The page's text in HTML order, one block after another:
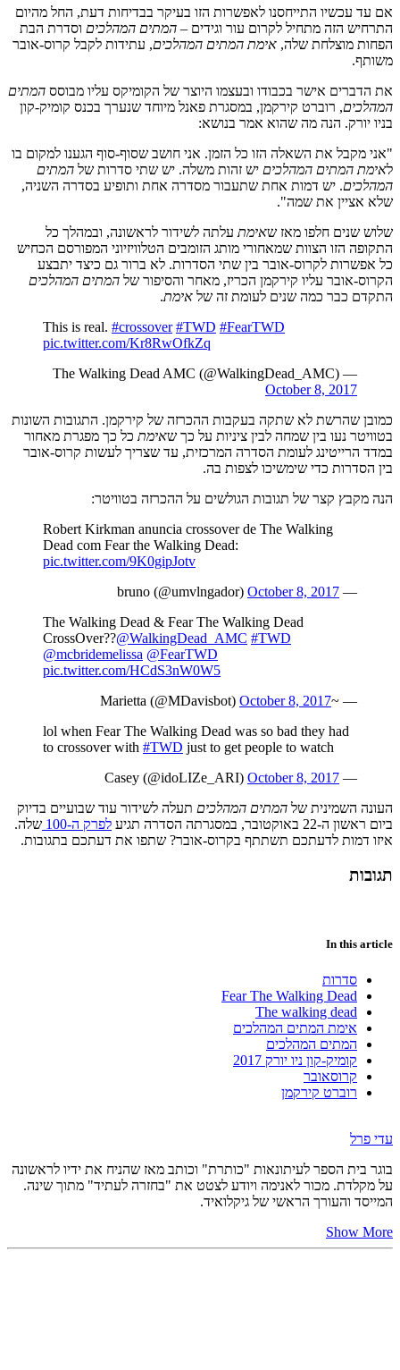
אם עד עכשיו התייחסנו לאפשרות הזו בעיקר בבדיחות דעת, החל מהיום
התרחיש הזה מתחיל לקרום עור וגידים – המתים המהלכים וסדרת הבת
הפחות מוצלחת שלה, אימת המתים המהלכים, עתידות לקבל קרוס-אובר
משותף.
את הדברים אישר בכבודו ובעצמו היוצר של הקומיקס עליו מבוסס המתים
המהלכים, רוברט קירקמן, במסגרת פאנל מיוחד שנערך בכנס קומיק-קון
בניו יורק. הנה מה שהוא אמר בנושא:
"אני מקבל את השאלה הזו כל הזמן. אני חושב שסוף-סוף הגענו למקום בו
לאימת המתים המהלכים יש זהות משלה. יש שתי סדרות של המתים
המהלכים. יש דמות אחת שתעבור מסדרה אחת ותופיע בסדרה השניה,
שלא אציין את שמה".
שלוש שנים חלפו מאז שאימת עלתה לשידור לראשונה, ובמהלך כל
התקופה הזו הצוות שמאחורי מותג הזומבים הטלוויזיוני המפורסם הכחיש
כל אפשרות לקרוס-אובר בין שתי הסדרות. לא ברור גם כיצד יתבצע
הקרוס-אובר עליו קירקמן הכריז, מאחר והסיפור של המתים המהלכים
התקדם כבר כמה שנים לעומת זה של אימת.
This is real. #crossover #TWD #FearTWD
pic.twitter.com/Kr8RwOfkZq
— The Walking Dead AMC (@WalkingDead_AMC)
October 8, 2017
כמובן שהרשת לא שתקה בעקבות ההכרזה של קירקמן. התגובות השונות
בטוויטר נעו בין שמחה לבין ציניות על כך שאימת כל כך מפגרת מאחור
במדד הרייטינג לעומת הסדרה המרכזית, עד שצריך לעשות קרוס-אובר
בין הסדרות כדי שימשיכו לצפות בה.
הנה מקבץ קצר של תגובות הגולשים על ההכרזה בטוויטר:
Robert Kirkman anuncia crossover de The Walking
Dead com Fear the Walking Dead:
pic.twitter.com/9K0gipJotv
— bruno (@umvlngador)
October 8, 2017
The Walking Dead & Fear The Walking Dead
CrossOver??@WalkingDead_AMC #TWD
@mcbridemelissa @FearTWD
pic.twitter.com/HCdS3nW0W5
— ~Marietta️ (@MDavisbot)
October 8, 2017
lol when Fear The Walking Dead was so bad they had
to crossover with #TWD just to get people to watch
— Casey (@idoLIZe_ARI)
October 8, 2017
העונה השמינית של המתים המהלכים תעלה לשידור עוד שבועיים בדיוק
ביום ראשון ה-22 באוקטובר, במסגרתה הסדרה תגיע
לפרק ה-100
שלה.
איזו דמות לדעתכם תשתתף בקרוס-אובר? שתפו את דעתכם בתגובות.
תגובות
In this article
סדרות
Fear The Walking Dead
The walking dead
אימת המתים המהלכים
המתים המהלכים
קומיק-קון ניו יורק 2017
קרוסאובר
רוברט קירקמן
עדי פרל
בוגר בית הספר לעיתונאות "כותרת" וכותב מאז שהניח את ידיו לראשונה
על מקלדת. מכור לאנימה ויודע לצטט את "בחזרה לעתיד" מתוך שינה.
המייסד והעורך הראשי של גיקלואיד.
Show More